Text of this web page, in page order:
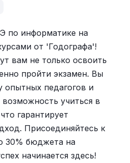
по информатике на
от 'Годографа'!
вам не только освоить
пройти экзамен. Вы
опытных педагогов и
учиться в
гарантирует
Присоединяйтесь к
30% бюджета на
начинается здесь!